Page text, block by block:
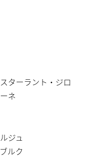
ターラント・ジロ
ネ
ジュ
ルク